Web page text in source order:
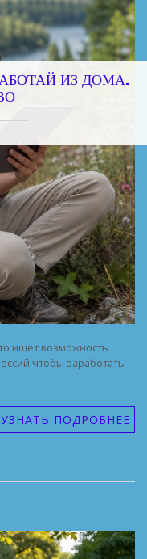
ИЗ ДОМА.
ищет возможность
чтобы заработать
УЗНАТЬ ПОДРОБНЕЕ